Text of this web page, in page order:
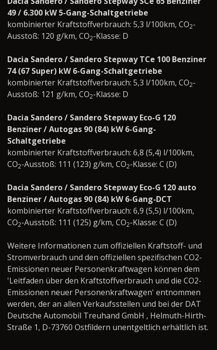
49 / 6.300 kW 5-Gang-Schaltgetriebe
kombinierter Kraftstoffverbrauch: 5,3 l/100km, CO2-
Ausstoß: 120 g/km, CO2-Klasse: D
Dacia Sandero / Sandero Stepway TCe 100 Benziner
74 (67 Super) kW 6-Gang-Schaltgetriebe
kombinierter Kraftstoffverbrauch: 5,3 l/100km, CO2-
Ausstoß: 121 g/km, CO2-Klasse: D
Dacia Sandero / Sandero Stepway Eco-G 120
Benziner / Autogas 90 (84) kW 6-Gang-
Schaltgetriebe
kombinierter Kraftstoffverbrauch: 6,8 (5,4) l/100km,
CO2-Ausstoß: 111 (123) g/km, CO2-Klasse: C (D)
Dacia Sandero / Sandero Stepway Eco-G 120 auto
Benziner / Autogas 90 (84) kW 6-Gang-DCT
kombinierter Kraftstoffverbrauch: 6,9 (5,5) l/100km,
CO2-Ausstoß: 111 (125) g/km, CO2-Klasse: C (D)
Weitere Informationen zum offiziellen Kraftstoff- und
Stromverbrauch und den offiziellen spezifischen CO2-
Emissionen neuer Personenkraftwagen können dem
'Leitfaden über den Kraftstoffverbrauch und die CO2-
Emissionen neuer Personenkraftwagen' entnommen
werden, der an allen Verkaufsstellen und bei der DAT
Deutsche Automobil Treuhand GmbH , Helmuth-Hirth-
Straße 1, D-73760 Ostfildern unentgeltlich erhältlich ist.